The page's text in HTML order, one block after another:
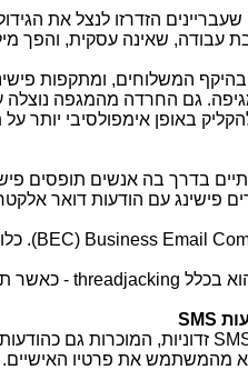
הזדרזו לנצל את
עבודה, שאינה עסקית, והפך
המשלוחים, ומתקפות
גם החרדה מהמגפה נוצלה
באופן אימפולסיבי יותר
בדרך בה אנשים תופסים
פישינג עם הודעות דואר
Business Email
(
BEC
).
threadjacking - כאשר
SMS
זדוניות, המוכרות גם
מהמשתמש את פרטיו האישיים.